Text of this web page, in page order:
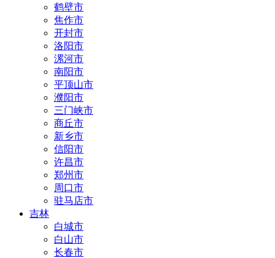
鹤壁市
焦作市
开封市
洛阳市
漯河市
南阳市
平顶山市
濮阳市
三门峡市
商丘市
新乡市
信阳市
许昌市
郑州市
周口市
驻马店市
吉林
白城市
白山市
长春市